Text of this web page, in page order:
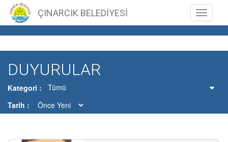
Toggle
ÇINARCIK BELEDİYESİ
DUYURULAR
Kategori
Tümü
Tarih